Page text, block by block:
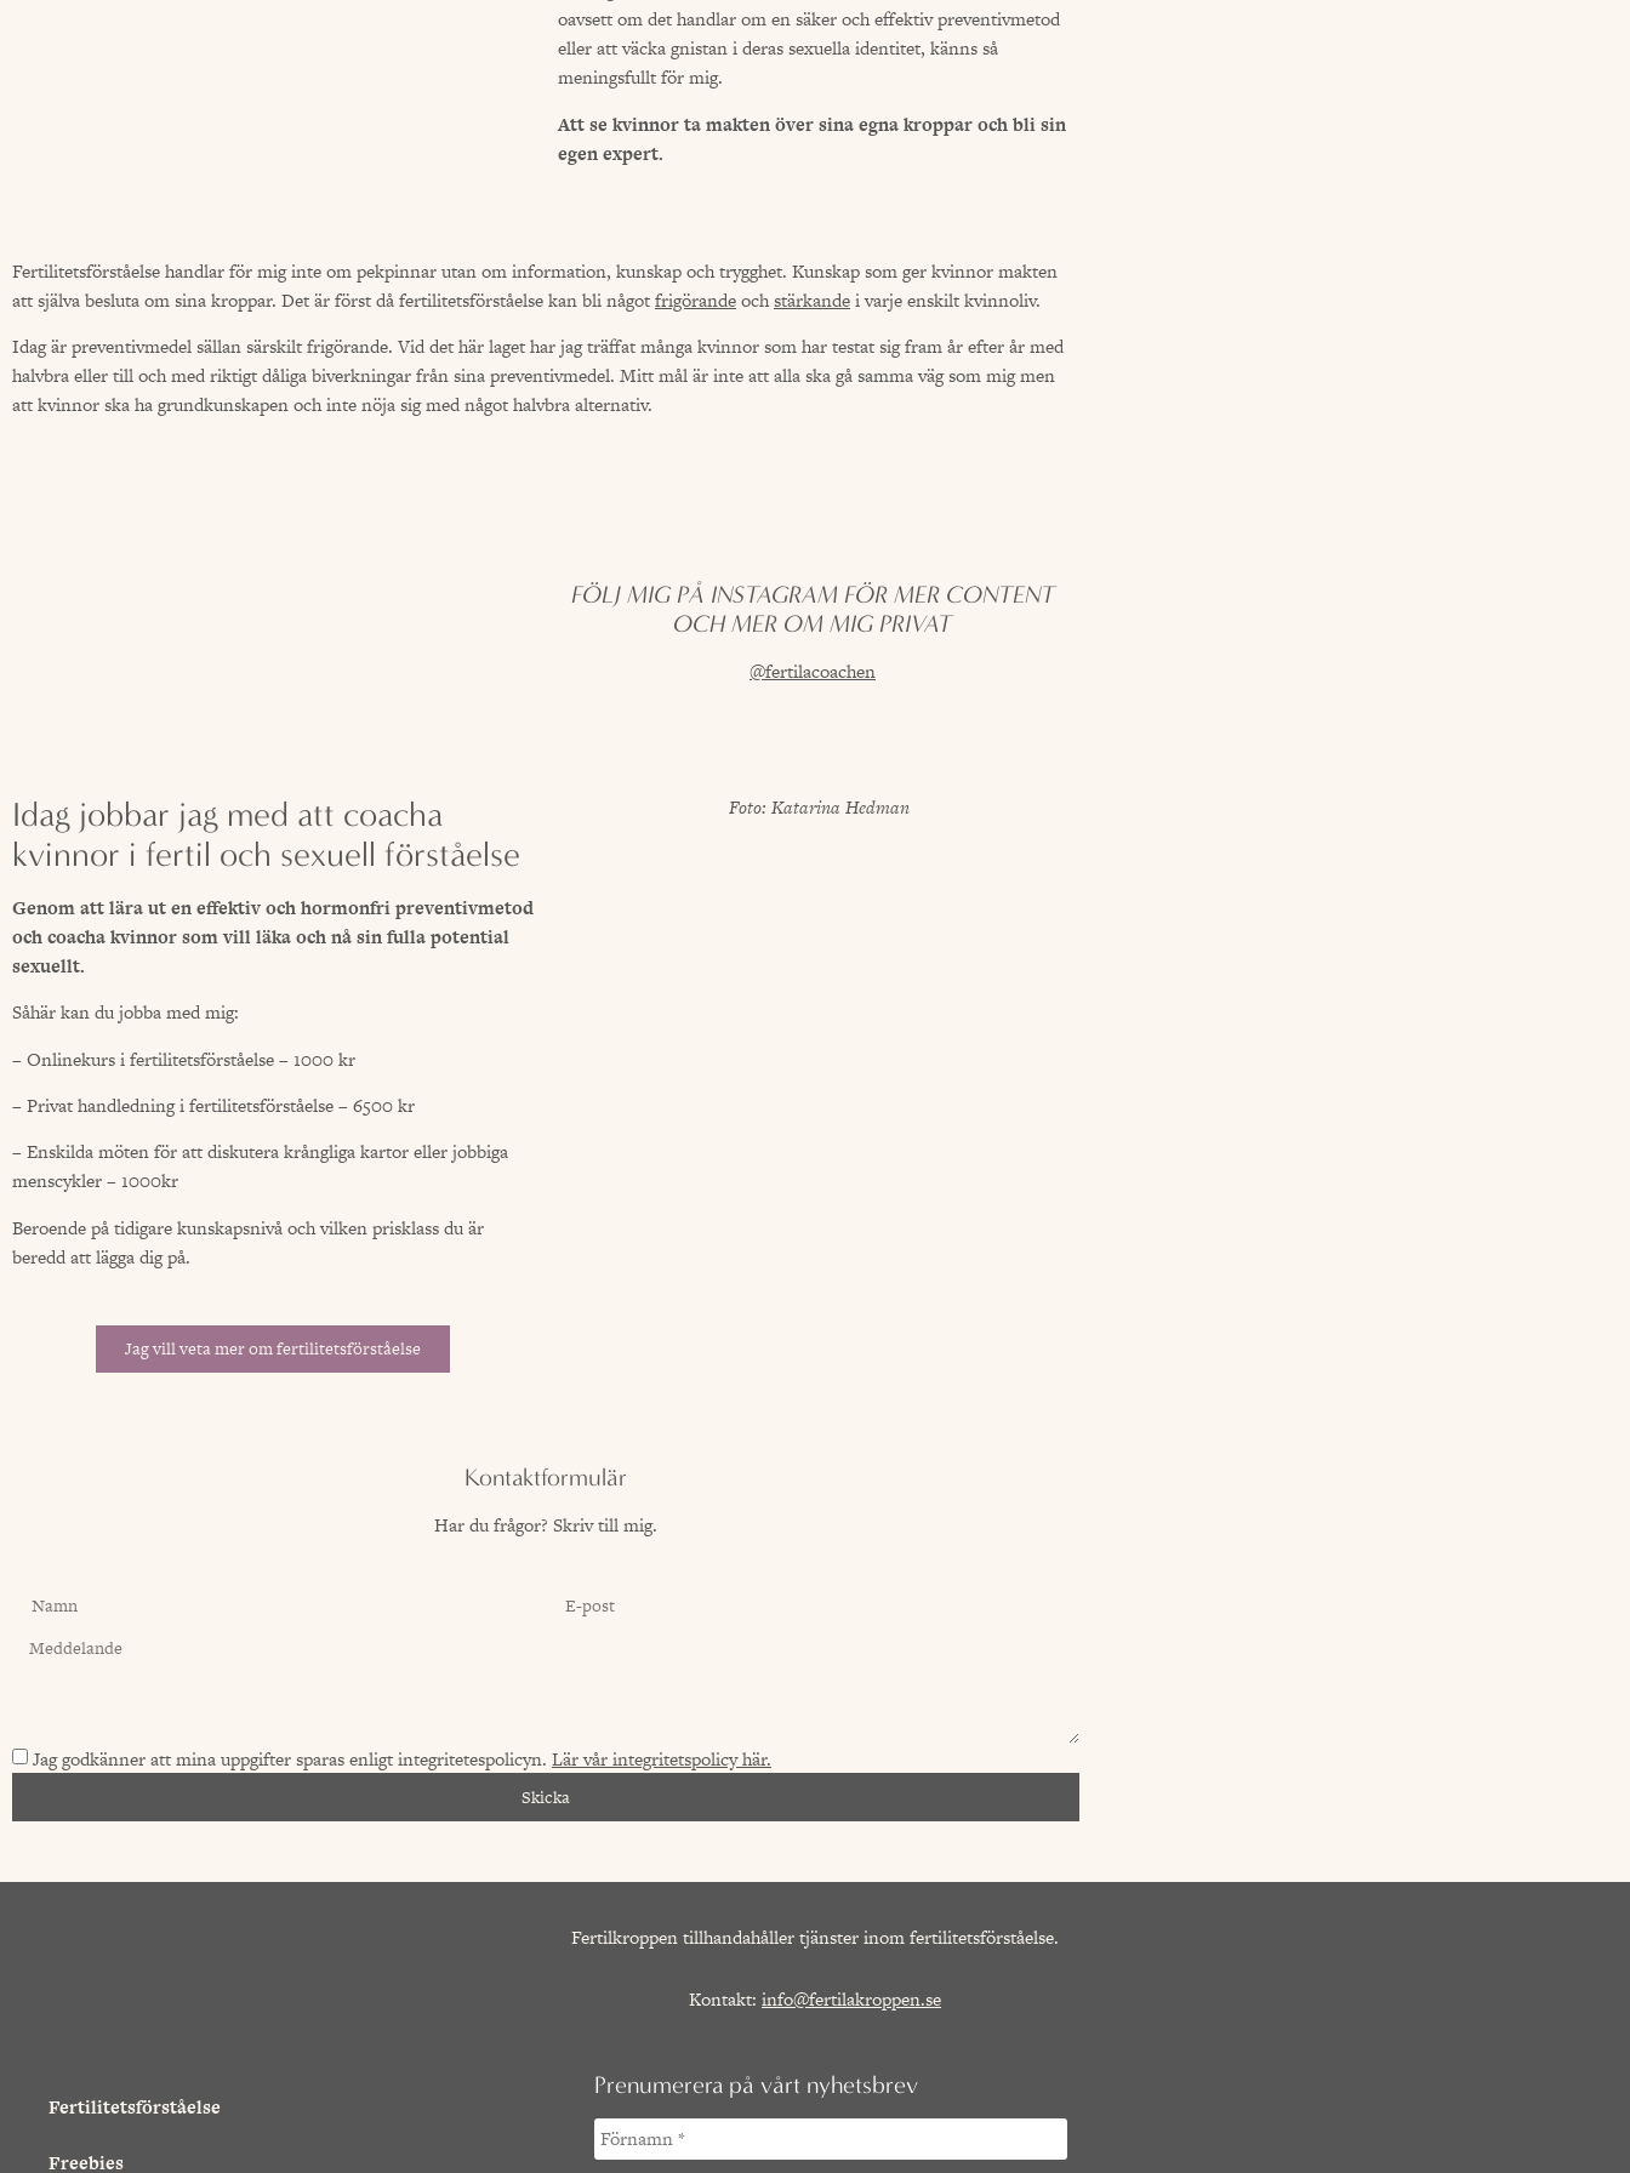
oavsett om det handlar om en säker och effektiv preventivmetod
eller att väcka gnistan i deras sexuella identitet, känns så
meningsfullt för mig.
Att se kvinnor ta makten över sina egna kroppar och bli sin
egen expert.
Fertilitetsförståelse handlar för mig inte om pekpinnar utan om information, kunskap och trygghet. Kunskap som ger kvinnor makten
att själva besluta om sina kroppar. Det är först då fertilitetsförståelse kan bli någotfrigörandeochstärkandei varje enskilt kvinnoliv.
Idag är preventivmedel sällan särskilt frigörande. Vid det här laget har jag träffat många kvinnor som har testat sig fram år efter år med
halvbra eller till och med riktigt dåliga biverkningar från sina preventivmedel. Mitt mål är inte att alla ska gå samma väg som mig men
att kvinnor ska ha grundkunskapen och inte nöja sig med något halvbra alternativ.
FÖLJ MIG PÅ INSTAGRAM FÖR MER CONTENT
OCH MER OM MIG PRIVAT
@fertilacoachen
Idag jobbar jag med att coacha
kvinnor i fertil och sexuell förståelse
Genom att lära ut en effektiv och hormonfri preventivmetod
och coacha kvinnor som vill läka och nå sin fulla potential
sexuellt.
Såhär kan du jobba med mig:
– Onlinekurs i fertilitetsförståelse – 1000 kr
– Privat handledning i fertilitetsförståelse – 6500 kr
– Enskilda möten för att diskutera krångliga kartor eller jobbiga
menscykler – 1000kr
Beroende på tidigare kunskapsnivå och vilken prisklass du är
beredd att lägga dig på.
Jag vill veta mer om fertilitetsförståelse
Foto: Katarina Hedman
Kontaktformulär
Har du frågor? Skriv till mig.
Jag godkänner att mina uppgifter sparas enligt integritetespolicyn. Lär vår integritetspolicy här.
Skicka
Fertilkroppen tillhandahåller tjänster inom fertilitetsförståelse.
Kontakt: info@fertilakroppen.se
Fertilitetsförståelse
Freebies
Prenumerera på vårt nyhetsbrev